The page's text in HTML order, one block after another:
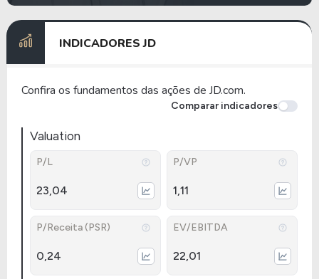
INDICADORES JD
Confira os fundamentos das ações de JD.com.
Comparar indicadores
Valuation
P/L
23,04
P/VP
1,11
P/Receita (PSR)
0,24
EV/EBITDA
22,01